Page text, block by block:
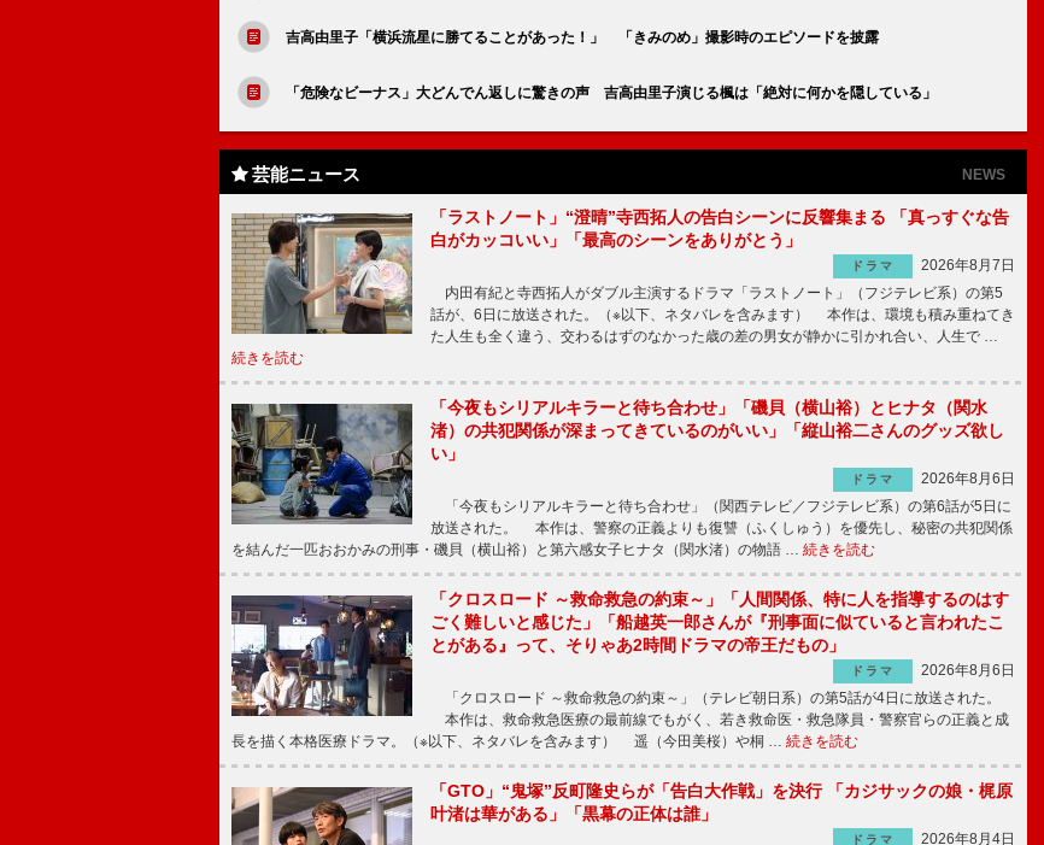
吉高由里子「横浜流星に勝てることがあった！」 「きみのめ」撮影時のエピソードを披露
「危険なビーナス」大どんでん返しに驚きの声 吉高由里子演じる楓は「絶対に何かを隠している」
芸能ニュース NEWS
「ラストノート」“澄晴”寺西拓人の告白シーンに反響集まる 「真っすぐな告
白がカッコいい」「最高のシーンをありがとう」
ドラマ
2026年8月7日
内田有紀と寺西拓人がダブル主演するドラマ「ラストノート」（フジテレビ系）の第5
話が、6日に放送された。（※以下、ネタバレを含みます） 本作は、環境も積み重ねてき
た人生も全く違う、交わるはずのなかった歳の差の男女が静かに引かれ合い、人生で …
続きを読む
「今夜もシリアルキラーと待ち合わせ」「磯貝（横山裕）とヒナタ（関水
渚）の共犯関係が深まってきているのがいい」「縦山裕二さんのグッズ欲し
い」
ドラマ
2026年8月6日
「今夜もシリアルキラーと待ち合わせ」（関西テレビ／フジテレビ系）の第6話が5日に
放送された。 本作は、警察の正義よりも復讐（ふくしゅう）を優先し、秘密の共犯関係
を結んだ一匹おおかみの刑事・磯貝（横山裕）と第六感女子ヒナタ（関水渚）の物語 … 続きを読む
「クロスロード ～救命救急の約束～」「人間関係、特に人を指導するのはす
ごく難しいと感じた」「船越英一郎さんが『刑事面に似ていると言われたこ
とがある』って、そりゃあ2時間ドラマの帝王だもの」
ドラマ
2026年8月6日
「クロスロード ～救命救急の約束～」（テレビ朝日系）の第5話が4日に放送された。
本作は、救命救急医療の最前線でもがく、若き救命医・救急隊員・警察官らの正義と成
長を描く本格医療ドラマ。（※以下、ネタバレを含みます） 遥（今田美桜）や桐 … 続きを読む
「GTO」“鬼塚”反町隆史らが「告白大作戦」を決行 「カジサックの娘・梶原
叶渚は華がある」「黒幕の正体は誰」
ドラマ 2026年8月4日